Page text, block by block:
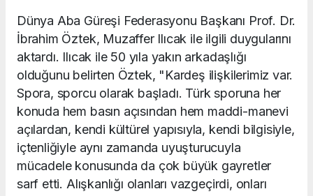
Dünya Aba Güreşi Federasyonu Başkanı Prof. Dr.
İbrahim Öztek, Muzaffer Ilıcak ile ilgili duygularını
aktardı. Ilıcak ile 50 yıla yakın arkadaşlığı
olduğunu belirten Öztek, "Kardeş ilişkilerimiz var.
Spora, sporcu olarak başladı. Türk sporuna her
konuda hem basın açısından hem maddi-manevi
açılardan, kendi kültürel yapısıyla, kendi bilgisiyle,
içtenliğiyle aynı zamanda uyuşturucuyla
mücadele konusunda da çok büyük gayretler
sarf etti. Alışkanlığı olanları vazgeçirdi, onları